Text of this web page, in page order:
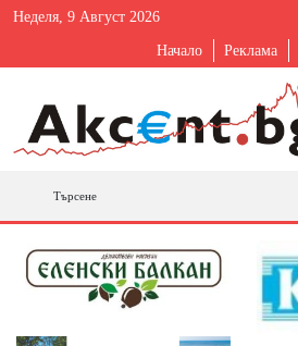
Неделя, 9 Август 2026
Начало Реклама
Търсене